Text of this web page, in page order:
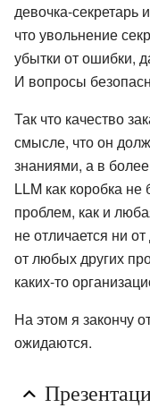
девочка-секретарь
что увольнение
убытки от ошибки,
И вопросы
Так что качество
смысле, что он
знаниями, а в
LLM как коробка
проблем, как и
не отличается ни
от любых других
каких-то
На этом я закончу
ожидаются.